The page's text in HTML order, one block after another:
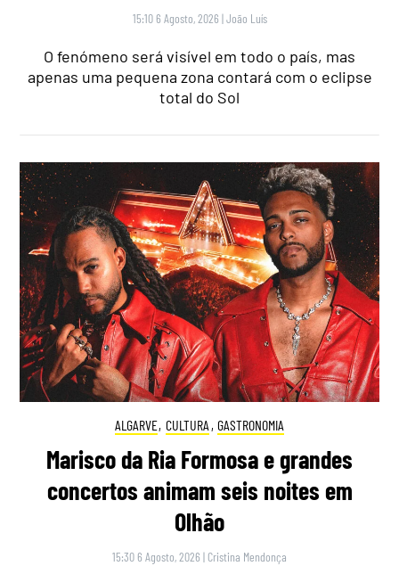
15:10 6 Agosto, 2026 |João Luís
O fenómeno será visível em todo o país, mas
apenas uma pequena zona contará com o eclipse
total do Sol
ALGARVE, CULTURA , GASTRONOMIA
Marisco da Ria Formosa e grandes
concertos animam seis noites em
Olhão
15:30 6 Agosto, 2026 | Cristina Mendonça